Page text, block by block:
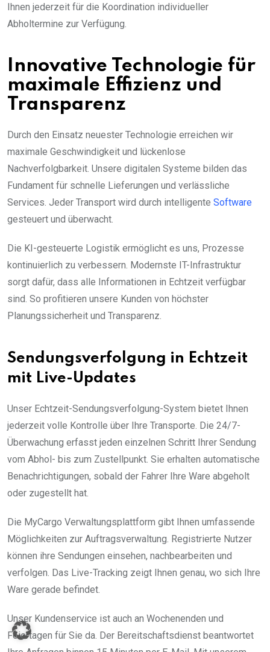
Ihnen jederzeit für die Koordination individueller
Abholtermine zur Verfügung.
Innovative Technologie für
maximale Effizienz und
Transparenz
Durch den Einsatz neuester Technologie erreichen wir
maximale Geschwindigkeit und lückenlose
Nachverfolgbarkeit. Unsere digitalen Systeme bilden das
Fundament für schnelle Lieferungen und verlässliche
Services. Jeder Transport wird durch intelligente Software
gesteuert und überwacht.
Die KI-gesteuerte Logistik ermöglicht es uns, Prozesse
kontinuierlich zu verbessern. Modernste IT-Infrastruktur
sorgt dafür, dass alle Informationen in Echtzeit verfügbar
sind. So profitieren unsere Kunden von höchster
Planungssicherheit und Transparenz.
Sendungsverfolgung in Echtzeit
mit Live-Updates
Unser Echtzeit-Sendungsverfolgung-System bietet Ihnen
jederzeit volle Kontrolle über Ihre Transporte. Die 24/7-
Überwachung erfasst jeden einzelnen Schritt Ihrer Sendung
vom Abhol- bis zum Zustellpunkt. Sie erhalten automatische
Benachrichtigungen, sobald der Fahrer Ihre Ware abgeholt
oder zugestellt hat.
Die MyCargo Verwaltungsplattform gibt Ihnen umfassende
Möglichkeiten zur Auftragsverwaltung. Registrierte Nutzer
können ihre Sendungen einsehen, nachbearbeiten und
verfolgen. Das Live-Tracking zeigt Ihnen genau, wo sich Ihre
Ware gerade befindet.
Unser Kundenservice ist auch an Wochenenden und
Feiertagen für Sie da. Der Bereitschaftsdienst beantwortet